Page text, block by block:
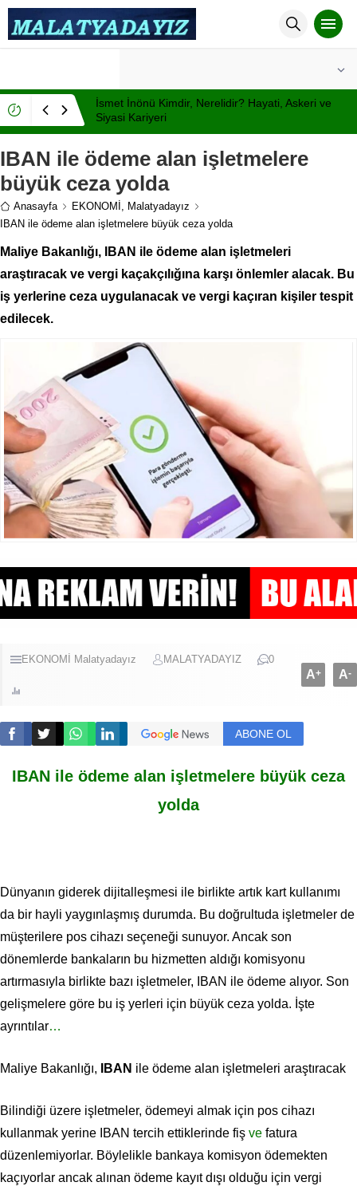
İsmet İnönü Kimdir, Nerelidir? Hayati, Askeri ve
Siyasi Kariyeri
IBAN ile ödeme alan işletmelere
büyük ceza yolda
Anasayfa EKONOMİ
Malatyadayız
IBAN ile ödeme alan işletmelere büyük ceza yolda
Maliye Bakanlığı, IBAN ile ödeme alan işletmeleri
araştıracak ve vergi kaçakçılığına karşı önlemler alacak. Bu
iş yerlerine ceza uygulanacak ve vergi kaçıran kişiler tespit
edilecek.
EKONOMİ Malatyadayız MALATYADAYIZ 0
A+ A-
ABONE OL
IBAN ile ödeme alan işletmelere büyük ceza
yolda
Dünyanın giderek dijitalleşmesi ile birlikte artık kart kullanımı
da bir hayli yaygınlaşmış durumda. Bu doğrultuda işletmeler de
müşterilere pos cihazı seçeneği sunuyor. Ancak son
dönemlerde bankaların bu hizmetten aldığı komisyonu
artırmasıyla birlikte bazı işletmeler, IBAN ile ödeme alıyor. Son
gelişmelere göre bu iş yerleri için büyük ceza yolda. İşte
ayrıntılar…
Maliye Bakanlığı, IBAN ile ödeme alan işletmeleri araştıracak
Bilindiği üzere işletmeler, ödemeyi almak için pos cihazı
kullanmak yerine IBAN tercih ettiklerinde fiş ve fatura
düzenlemiyorlar. Böylelikle bankaya komisyon ödemekten
kaçıyorlar ancak alınan ödeme kayıt dışı olduğu için vergi